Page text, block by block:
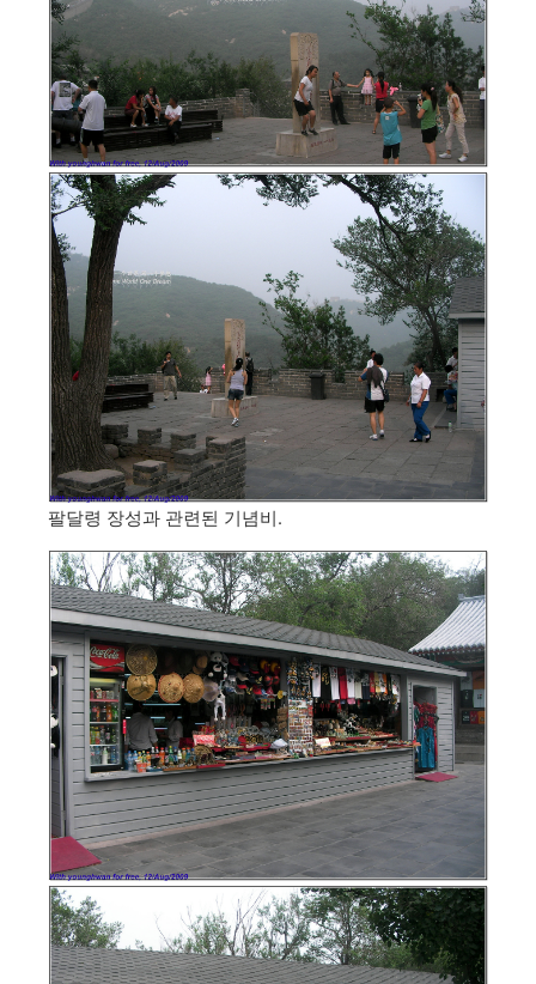
팔달령 장성과 관련된 기념비.